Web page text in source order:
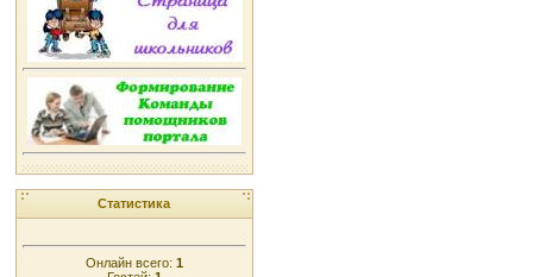
Статистика
Онлайн всего: 1